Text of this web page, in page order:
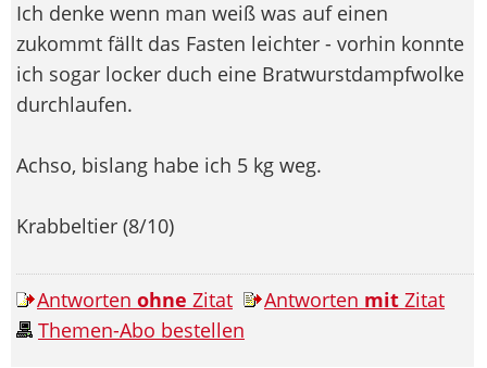
Ich denke wenn man weiß was auf einen
zukommt fällt das Fasten leichter - vorhin konnte
ich sogar locker duch eine Bratwurstdampfwolke
durchlaufen.
Achso, bislang habe ich 5 kg weg.
Krabbeltier (8/10)
Antworten ohne Zitat Antworten mit Zitat
Themen-Abo bestellen